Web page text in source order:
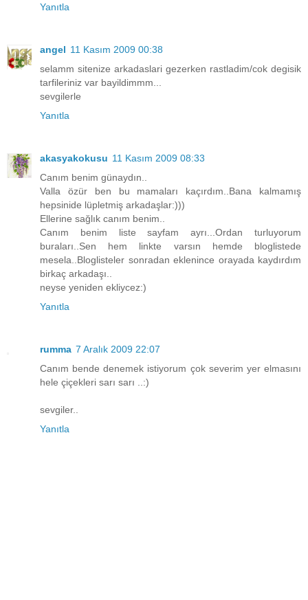
Yanıtla
angel 11 Kasım 2009 00:38
selamm sitenize arkadaslari gezerken rastladim/cok degisik
tarfileriniz var bayildimmm...
sevgilerle
Yanıtla
akasyakokusu 11 Kasım 2009 08:33
Canım benim günaydın..
Valla özür ben bu mamaları kaçırdım..Bana kalmamış
hepsinide lüpletmiş arkadaşlar:)))
Ellerine sağlık canım benim..
Canım benim liste sayfam ayrı...Ordan turluyorum
buraları..Sen hem linkte varsın hemde bloglistede
mesela..Bloglisteler sonradan eklenince orayada kaydırdım
birkaç arkadaşı..
neyse yeniden ekliycez:)
Yanıtla
rumma 7 Aralık 2009 22:07
Canım bende denemek istiyorum çok severim yer elmasını
hele çiçekleri sarı sarı ..:)
sevgiler..
Yanıtla